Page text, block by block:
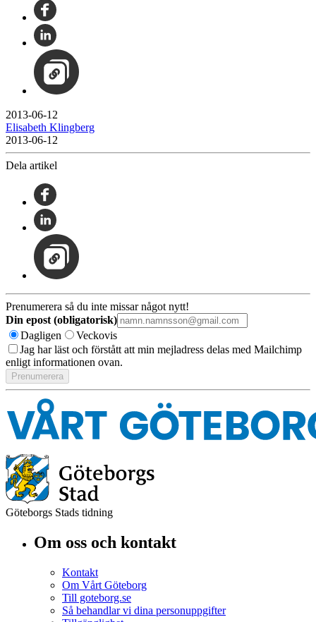
2013-06-12
Elisabeth Klingberg
2013-06-12
Dela artikel
Prenumerera så du inte missar något nytt!
Din epost (obligatorisk)
Dagligen
Veckovis
Jag har läst och förstått att min mejladress delas med Mailchimp
enligt informationen ovan.
Göteborgs Stads tidning
Om oss och kontakt
Kontakt
Om Vårt Göteborg
Till goteborg.se
Så behandlar vi dina personuppgifter